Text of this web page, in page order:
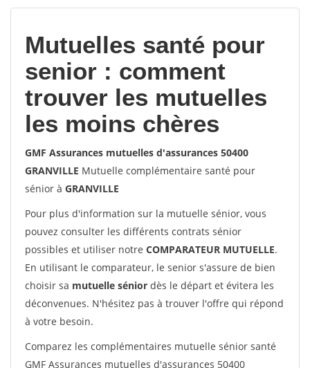
Mutuelles santé pour
senior : comment
trouver les mutuelles
les moins chères
GMF Assurances mutuelles d'assurances 50400
GRANVILLE Mutuelle complémentaire santé pour
sénior à GRANVILLE
Pour plus d'information sur la mutuelle sénior, vous
pouvez consulter les différents contrats sénior
possibles et utiliser notre COMPARATEUR MUTUELLE.
En utilisant le comparateur, le senior s'assure de bien
choisir sa mutuelle sénior dès le départ et évitera les
déconvenues. N'hésitez pas à trouver l'offre qui répond
à votre besoin.
Comparez les complémentaires mutuelle sénior santé
GMF Assurances mutuelles d'assurances 50400